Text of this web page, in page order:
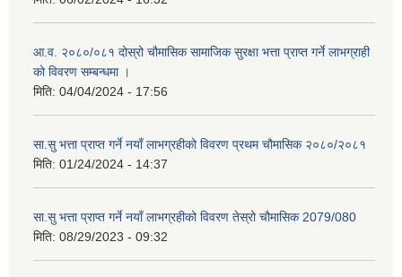
आ.व. २०८०/०८१ दोस्रो चौमासिक सामाजिक सुरक्षा भत्ता प्राप्त गर्ने लाभग्राही
को विवरण सम्बन्धमा ।
मिति: 04/04/2024 - 17:56
सा.सु भत्ता प्राप्त गर्ने नयाँ लाभग्रहीको विवरण प्रथम चौमासिक २०८०/२०८१
मिति: 01/24/2024 - 14:37
सा.सु भत्ता प्राप्त गर्ने नयाँ लाभग्रहीको विवरण तेस्रो चौमासिक 2079/080
मिति: 08/29/2023 - 09:32